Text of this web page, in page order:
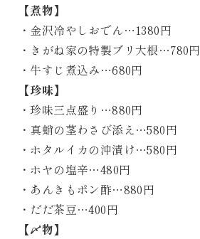
【煮物】
・金沢冷やしおでん…1380円
・きがね家の特製ブリ大根…780円
・牛すじ煮込み…680円
【珍味】
・珍味三点盛り…880円
・真蛸の茎わさび添え…580円
・ホタルイカの沖漬け…580円
・ホヤの塩辛…480円
・あんきもポン酢…880円
・だだ茶豆…400円
【〆物】